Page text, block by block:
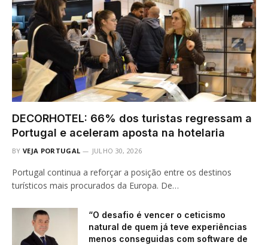
DECORHOTEL: 66% dos turistas regressam a
Portugal e aceleram aposta na hotelaria
BY VEJA PORTUGAL JULHO 30, 2026
Portugal continua a reforçar a posição entre os destinos
turísticos mais procurados da Europa. De…
“O desafio é vencer o ceticismo
natural de quem já teve experiências
menos conseguidas com software de